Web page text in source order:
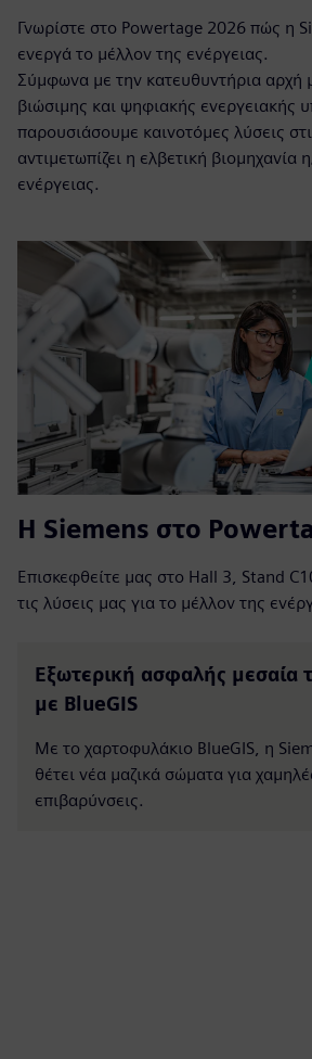
Γνωρίστε στο Powertage 2026 πώς η
ενεργά το μέλλον της ενέργειας.
Σύμφωνα με την κατευθυντήρια αρχή
βιώσιμης και ψηφιακής ενεργειακής
παρουσιάσουμε καινοτόμες λύσεις
αντιμετωπίζει η ελβετική βιομηχανία
ενέργειας.
Η Siemens στο
Επισκεφθείτε μας στο Hall 3, Stand
τις λύσεις μας για το μέλλον της
Εξωτερική ασφαλής μεσαία
με BlueGIS
Με το χαρτοφυλάκιο BlueGIS, η
θέτει νέα μαζικά σώματα για
επιβαρύνσεις.